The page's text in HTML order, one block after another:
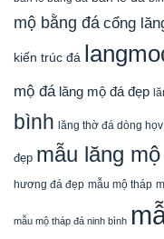
mộ bằng đá cổng
kiến trúc đá
mộ đá lăng mộ đá đẹp
bình lăng thờ đá dòng họv
đẹp mẫu lăng
hương đá đẹp mẫu mộ tháp
mẫu mộ tháp đá ninh bình